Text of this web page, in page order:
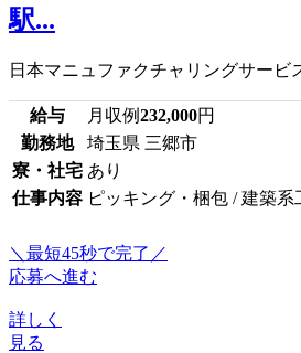
駅...
日本マニュファクチャリングサービ
給与 月収例232,000円
勤務地
埼玉県 三郷市
寮・社宅 あり
仕事内容 ピッキング・梱包 / 建築系
＼最短45秒で完了／
応募へ進む
詳しく
見る